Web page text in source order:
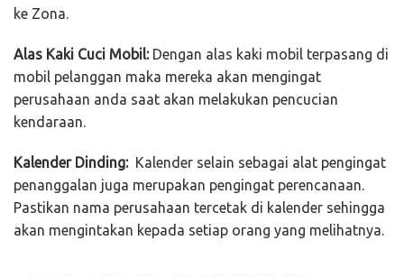
ke Zona.
Alas Kaki Cuci Mobil:Dengan alas kaki mobil terpasang di
mobil pelanggan maka mereka akan mengingat
perusahaan anda saat akan melakukan pencucian
kendaraan.
Kalender Dinding:Kalender selain sebagai alat pengingat
penanggalan juga merupakan pengingat perencanaan.
Pastikan nama perusahaan tercetak di kalender sehingga
akan mengintakan kepada setiap orang yang melihatnya.